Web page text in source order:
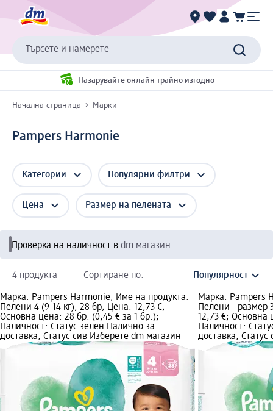
Търсете и намерете
Пазарувайте онлайн трайно изгодно
Начална страница Марки
Pampers Harmonie
Категории Популярни филтри
Цена Размер на пелената
Проверка на наличност в dm магазин
4 продукта Сортиране по:
Марка: Pampers Harmonie; Име на продукта:
Пелени 4 (9-14 кг), 28 бр; Цена: 12,73 €;
Основна цена: 28 бр. (0,45 € за 1 бр.);
Наличност: Статус зелен Налично за
доставка, Статус сив Изберете dm магазин
Марка: Pampers
Пелени - размер
12,73 €; Основна
Наличност:
доставка,